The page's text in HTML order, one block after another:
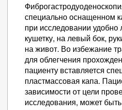
специально оснащенном
при исследовании удобно
кушетку, на левый бок,
на живот. Во избежание
для облегчения
пациенту вставляется
пластмассовая капа.
зависимости от цели
исследования, может